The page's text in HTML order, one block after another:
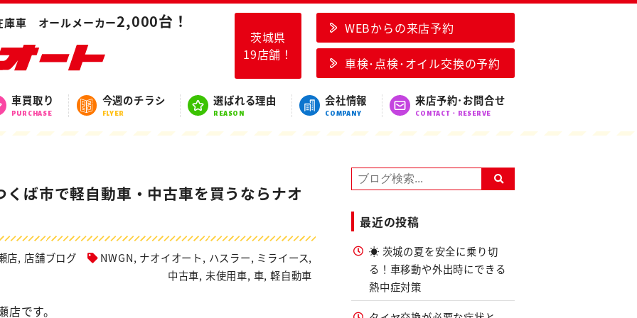
庫車 オールメーカー2,000台！
茨城県
19店舗！
WEBからの来店予約
車検･点検･オイル交換の予約
車買取り
PURCHASE
今週のチラシ
FLYER
選ばれる理由
REASON
会社情報
COMPANY
来店予約･お問合せ
CONTACT・RESERVE
のご紹介！つくば市で軽自動車・中古車を買うならナオイオートつくば吉瀬店へ！
スタッフブログ
BLOG
ば市で軽自動車・中古車を買うならナオ
店, 店舗ブログ NWGN, ナオイオート, ハスラー, ミライース,
中古車, 未使用車, 車, 軽自動車
です。
最近の投稿
☀️ 茨城の夏を安全に乗り切
る！車移動や外出時にできる
熱中症対策